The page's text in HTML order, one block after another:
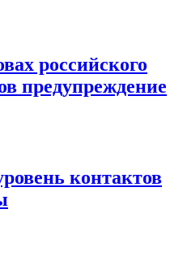
российского
предупреждение
контактов